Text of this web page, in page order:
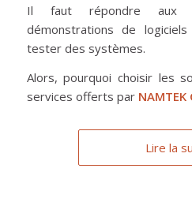
Il faut répondre aux
démonstrations de
tester des systèmes.
Alors, pourquoi choisir les
services offerts par
Lire la